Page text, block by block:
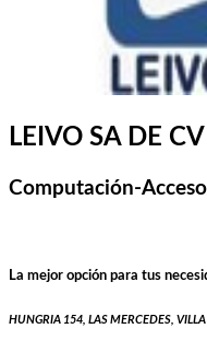
LEIVO SA DE CV
Computación-
La mejor opción para tus
HUNGRIA 154, LAS MERCEDES,